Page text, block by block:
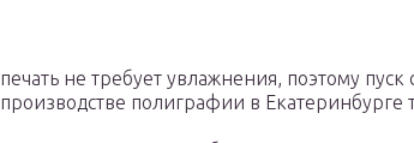
печать не требует увлажнения, поэтому
производстве полиграфии в Екатеринбурге